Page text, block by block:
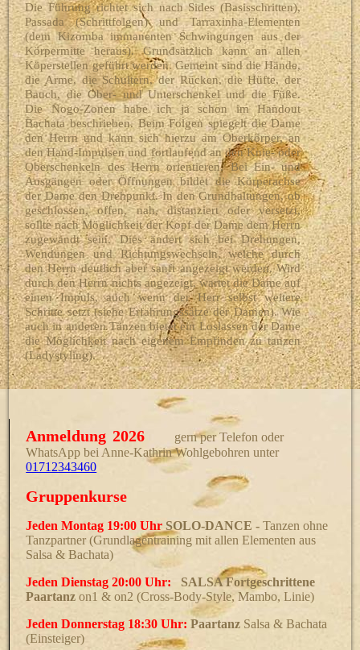
Die Führung richtet sich nach Sides (Basisschritten),
Passada (Schrittfolgen) und Tarraxinha-Elementen
(dem Kizomba immanenten Schwingungen aus der
Körpermitte heraus). Grundsätzlich kann an allen
Köperstellen geführt werden. Gemeint sind die Hände,
die Arme, die Schultern, der Rücken, die Hüfte, der
Bauch, die Ober- und Unterschenkel und die Füße.
DieNogo-Zonen habe ich ja schon im Handout
Bachata beschrieben. Beim Folgen spiegelt die Dame
den Herrn und kann sich hierzu am Oberkörper, an
den Hand-Impulsen und fortlaufend an den Knie- oder
Oberschenkeln des Herrn orientieren. Bei Ein- und
Ausgängen oder Öffnungen bildet die Körperachse
der Dame den Drehpunkt. In den Grundhaltungen, ob
geschlossen, offen, nah, distanziert oder versetzt,
sollte nach Möglichkeit der Kopf der Dame dem Herrn
zugewandt sein. Dies ändert sich bei Drehungen,
Wendungen und Richtungswechseln, welche durch
den Herrn deutlich aber sanft angezeigt werden. Wird
durch den Herrn nichts angezeigt, wartet die Dame auf
einen Impuls, auch wenn der Herr selbst weitere
Schritte setzt (siehe Erfahrungssätze der Damen). Wie
auch in anderen Tänzen bietet ein Loslassen der Dame
die Möglichkeit nach eigenem Empfinden zu tanzen
(Ladystyling).
Anmeldung 2026
gern per Telefon oder
WhatsApp bei Anne-Kathrin Wohlgebohren unter
01712343460
Gruppenkurse
Jeden Montag 19:00 UhrSOLO-DANCE -Tanzen ohne
Tanzpartner(Grundlagentraining mit allen Elementen aus
Salsa & Bachata)
Jeden Dienstag 20:00 Uhr: SALSA Fortgeschrittene
Paartanzon1 & on2 (Cross-Body-Style, Mambo, Linie)
Jeden Donnerstag 18:30 Uhr:Paartanz Salsa & Bachata
(Einsteiger)